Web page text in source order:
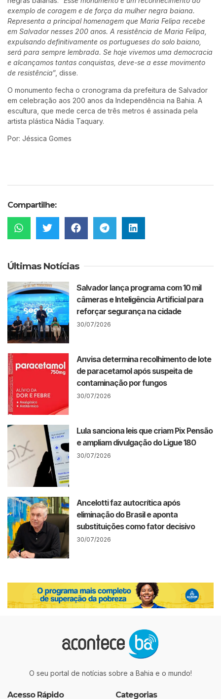
exemplo de coragem e de força da mulher negra baiana.
Representa a principal homenagem que Maria Felipa recebe
em Salvador nesses 200 anos. A resistência de Maria Felipa,
expulsando definitivamente os portugueses do solo baiano,
será para sempre lembrada. Se hoje vivemos uma democracia
e alcançamos tantas conquistas, deve-se a esse movimento
de resistência”, disse.
O monumento fecha o cronograma da prefeitura de Salvador
em celebração aos 200 anos da Independência na Bahia. A
escultura, que mede cerca de três metros é assinada pela
artista plástica Nádia Taquary.
Por: Jéssica Gomes
Compartilhe:
Últimas Notícias
Salvador lança programa com 10 mil
câmeras e Inteligência Artificial para
reforçar segurança na cidade
30/07/2026
Anvisa determina recolhimento de lote
de paracetamol após suspeita de
contaminação por fungos
30/07/2026
Lula sanciona leis que criam Pix Pensão
e ampliam divulgação do Ligue 180
30/07/2026
Ancelotti faz autocrítica após
eliminação do Brasil e aponta
substituições como fator decisivo
30/07/2026
O seu portal de notícias sobre a Bahia e o mundo!
Acesso Rápido Categorias